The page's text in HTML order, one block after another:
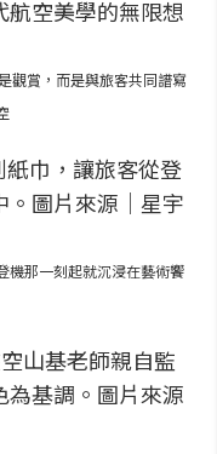
觀賞，而是與旅客共同譜寫
機那一刻起就沉浸在藝術饗